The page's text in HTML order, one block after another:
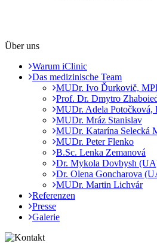
Über uns
Warum iClinic
Das medizinische Team
MUDr. Ivo Ďurkovič,
Prof. Dr. Dmytro
MUDr. Adela Potočková,
MUDr. Mráz Stanislav
MUDr. Katarína Selecká
MUDr. Peter Flenko
B.Sc. Lenka Zemanová
Dr. Mykola Dovbysh
Dr. Olena Goncharova
MUDr. Martin Lichvár
Referenzen
Presse
Galerie